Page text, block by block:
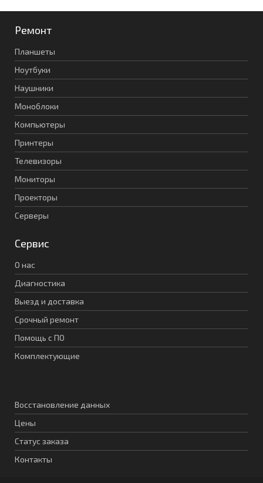
Ремонт
Планшеты
Ноутбуки
Наушники
Моноблоки
Компьютеры
Принтеры
Телевизоры
Мониторы
Проекторы
Серверы
Сервис
О нас
Диагностика
Выезд и доставка
Срочный ремонт
Помощь с ПО
Комплектующие
Восстановление данных
Цены
Статус заказа
Контакты